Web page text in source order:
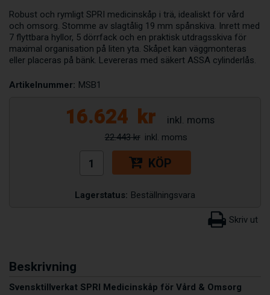
Robust och rymligt SPRI medicinskåp i trä, idealiskt för vård
och omsorg. Stomme av slagtålig 19 mm spånskiva. Inrett med
7 flyttbara hyllor, 5 dörrfack och en praktisk utdragsskiva för
maximal organisation på liten yta. Skåpet kan väggmonteras
eller placeras på bänk. Levereras med säkert ASSA cylinderlås.
Artikelnummer: MSB1
16.624 kr
22.443 kr
KÖP
Lagerstatus: Beställningsvara
Beskrivning
Svensktillverkat SPRI Medicinskåp för Vård & Omsorg